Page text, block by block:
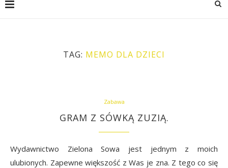
TAG: MEMO DLA DZIECI
Zabawa
GRAM Z SÓWKĄ ZUZIĄ.
Wydawnictwo Zielona Sowa jest jednym z moich
ulubionych. Zapewne większość z Was je zna. Z tego co się